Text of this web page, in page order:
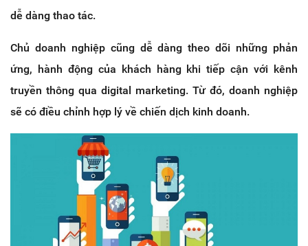
dễ dàng thao tác.
Chủ doanh nghiệp cũng dễ dàng theo dõi những phản
ứng, hành động của khách hàng khi tiếp cận với kênh
truyền thông qua digital marketing. Từ đó, doanh nghiệp
sẽ có điều chỉnh hợp lý về chiến dịch kinh doanh.